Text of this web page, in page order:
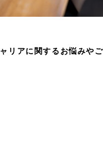
リアに関するお悩みや